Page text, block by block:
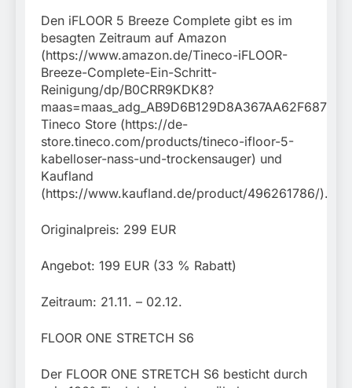
Den iFLOOR 5 Breeze Complete gibt es im
besagten Zeitraum auf Amazon
(https://www.amazon.de/Tineco-iFLOOR-
Breeze-Complete-Ein-Schritt-
Reinigung/dp/B0CRR9KDK8?
Tineco Store (https://de-
store.tineco.com/products/tineco-ifloor-5-
kabelloser-nass-und-trockensauger) und
Kaufland
(https://www.kaufland.de/product/496261786/).
Originalpreis: 299 EUR
Angebot: 199 EUR (33 % Rabatt)
Zeitraum: 21.11. – 02.12.
FLOOR ONE STRETCH S6
Der FLOOR ONE STRETCH S6 besticht durch